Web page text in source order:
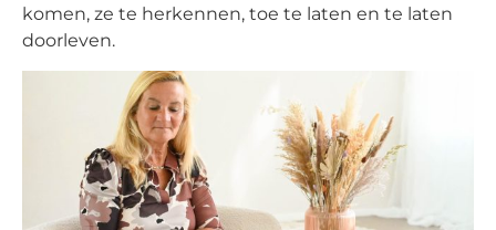
komen, ze te herkennen, toe te laten en te laten
doorleven.